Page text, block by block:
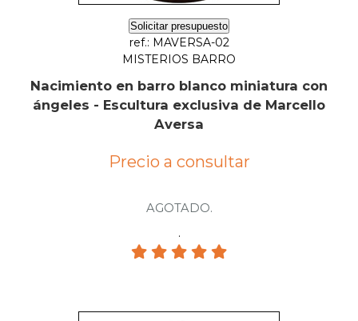
Solicitar presupuesto
ref.: MAVERSA-02
MISTERIOS BARRO
Nacimiento en barro blanco miniatura con
ángeles - Escultura exclusiva de Marcello
Aversa
Precio a consultar
AGOTADO.
.